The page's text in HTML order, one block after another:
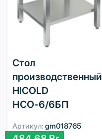
Стол
производственный
HICOLD
НСО-6/6БП
Артикул: gm018765